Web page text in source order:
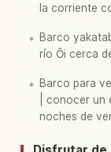
la corriente
Barco
río Ōi cerca
Barco para
| conocer
noches de